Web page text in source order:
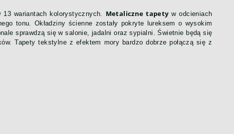
wariantach kolorystycznych. Metaliczne tapetyw odcieniach
tonu. Okładziny ścienne zostały pokryte lureksem o wysokim
sprawdzą się w salonie, jadalni oraz sypialni. Świetnie będą się
Tapety tekstylne z efektem mory bardzo dobrze połączą się z